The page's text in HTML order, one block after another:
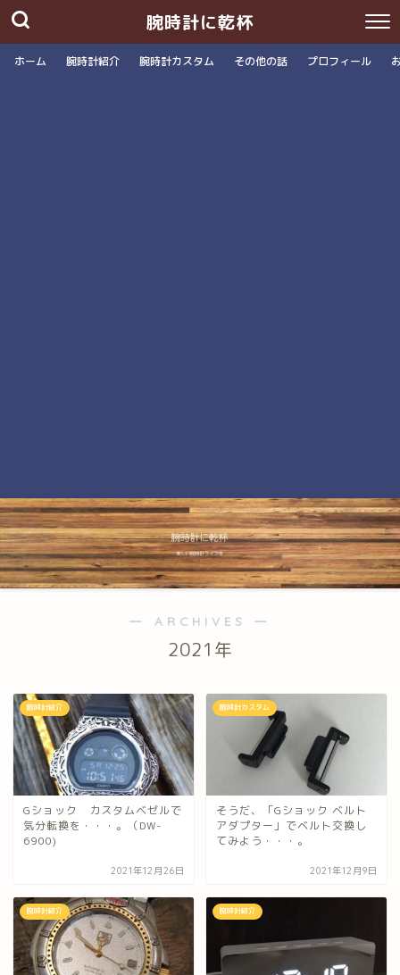
腕時計に乾杯
ホーム 腕時計紹介 腕時計カスタム その他の話 プロフィール
― ARCHIVES ―
2021年
腕時計紹介
Gショック カスタムベゼルで
気分転換を・・・。（DW-
6900)
2021年12月26日
腕時計カスタム
そうだ、「Gショック ベルト
アダプター」でベルト交換し
てみよう・・・。
2021年12月9日
腕時計紹介 腕時計紹介